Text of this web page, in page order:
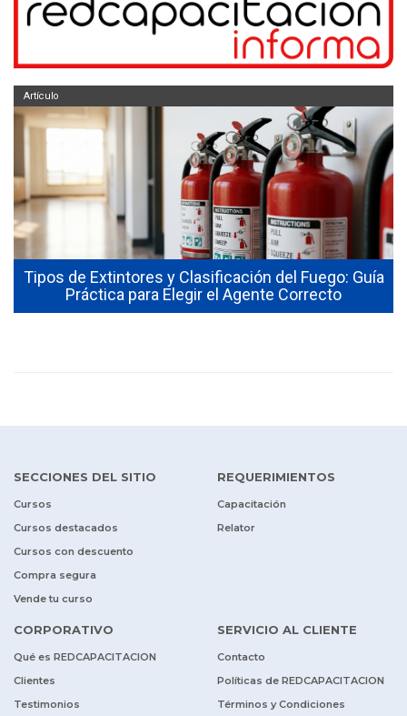
Tipos de Extintores y Clasificación del Fuego: Guía
Práctica para Elegir el Agente Correcto
Artículo
SECCIONES DEL SITIO
Cursos
Cursos destacados
Cursos con descuento
Compra segura
Vende tu curso
REQUERIMIENTOS
Capacitación
Relator
CORPORATIVO
Qué es REDCAPACITACION
Clientes
Testimonios
SERVICIO AL CLIENTE
Contacto
Políticas de REDCAPACITACION
Términos y Condiciones